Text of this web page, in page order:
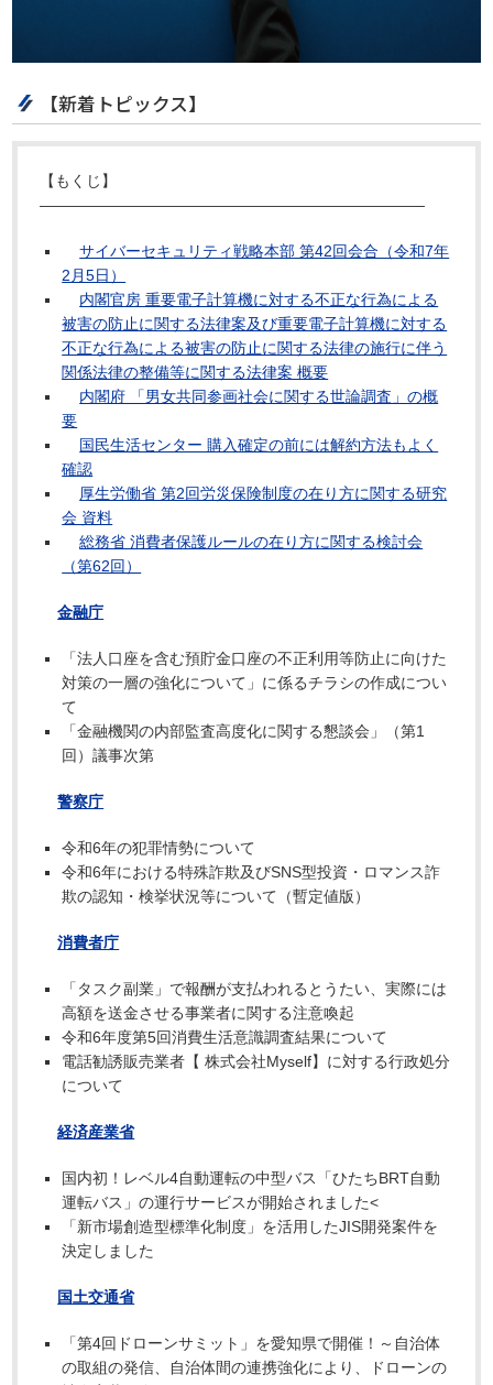
【新着トピックス】
【もくじ】
―――――――――――――――――――――――――
サイバーセキュリティ戦略本部 第42回会合（令和7年
2月5日）
内閣官房 重要電子計算機に対する不正な行為による
被害の防止に関する法律案及び重要電子計算機に対する
不正な行為による被害の防止に関する法律の施行に伴う
関係法律の整備等に関する法律案 概要
内閣府 「男女共同参画社会に関する世論調査」の概
要
国民生活センター 購入確定の前には解約方法もよく
確認
厚生労働省 第2回労災保険制度の在り方に関する研究
会 資料
総務省 消費者保護ルールの在り方に関する検討会
（第62回）
金融庁
「法人口座を含む預貯金口座の不正利用等防止に向けた
対策の一層の強化について」に係るチラシの作成につい
て
「金融機関の内部監査高度化に関する懇談会」（第1
回）議事次第
警察庁
令和6年の犯罪情勢について
令和6年における特殊詐欺及びSNS型投資・ロマンス詐
欺の認知・検挙状況等について（暫定値版）
消費者庁
「タスク副業」で報酬が支払われるとうたい、実際には
高額を送金させる事業者に関する注意喚起
令和6年度第5回消費生活意識調査結果について
電話勧誘販売業者【 株式会社Myself】に対する行政処分
について
経済産業省
国内初！レベル4自動運転の中型バス「ひたちBRT自動
運転バス」の運行サービスが開始されました<
「新市場創造型標準化制度」を活用したJIS開発案件を
決定しました
国土交通省
「第4回ドローンサミット」を愛知県で開催！～自治体
の取組の発信、自治体間の連携強化により、ドローンの